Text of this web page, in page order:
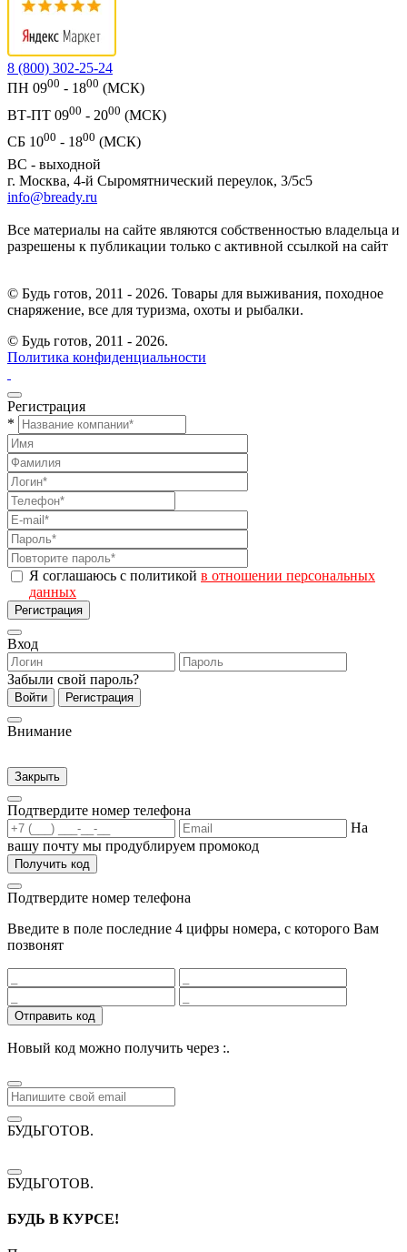
8 (800) 302-25-24
ПН 0900 - 1800 (МСК)
ВТ-ПТ 0900 - 2000 (МСК)
СБ 1000 - 1800 (МСК)
ВС - выходной
г. Москва, 4-й Сыромятнический переулок, 3/5с5
info@bready.ru
Все материалы на сайте являются собственностью владельца и
разрешены к публикации только с активной ссылкой на сайт
© Будь готов, 2011 - 2026. Товары для выживания, походное
снаряжение, все для туризма, охоты и рыбалки.
© Будь готов, 2011 - 2026.
Политика конфиденциальности
Регистрация
*
Я соглашаюсь с политикой в отношении персональных
данных
Регистрация
Вход
Забыли свой пароль?
Войти Регистрация
Внимание
Закрыть
Подтвердите номер телефона
На
вашу почту мы продублируем промокод
Получить код
Подтвердите номер телефона
Введите в поле последние 4 цифры номера, с которого Вам
позвонят
Отправить код
Новый код можно получить через :.
БУДЬГОТОВ.
БУДЬГОТОВ.
БУДЬ В КУРСЕ!